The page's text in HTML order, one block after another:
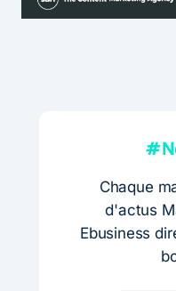
Chaque
d'actus
Ebusiness